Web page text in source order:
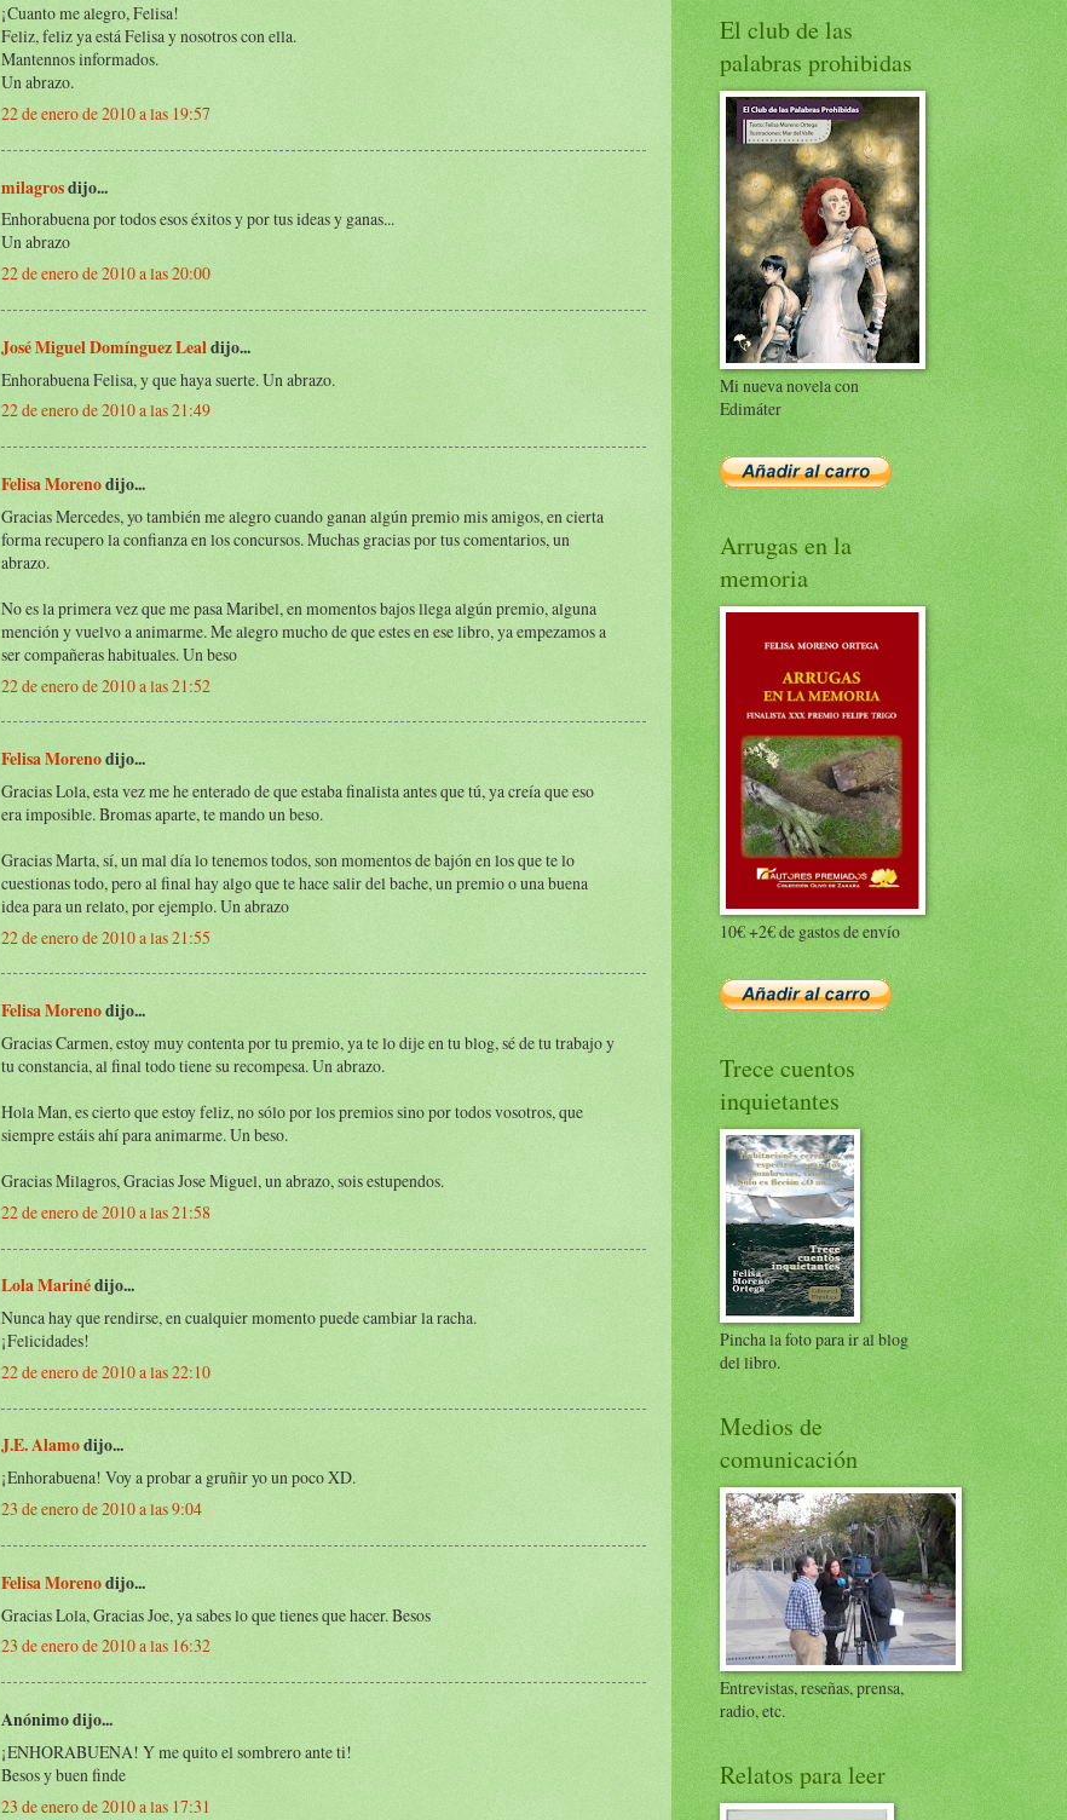
¡Cuanto me alegro, Felisa!
Feliz, feliz ya está Felisa y nosotros con ella.
Mantennos informados.
Un abrazo.
22 de enero de 2010 a las 19:57
milagrosdijo...
Enhorabuena por todos esos éxitos y por tus ideas y ganas...
Un abrazo
22 de enero de 2010 a las 20:00
José Miguel Domínguez Lealdijo...
Enhorabuena Felisa, y que haya suerte. Un abrazo.
22 de enero de 2010 a las 21:49
Felisa Morenodijo...
Gracias Mercedes, yo también me alegro cuando ganan algún premio mis amigos, en cierta
forma recupero la confianza en los concursos. Muchas gracias por tus comentarios, un
abrazo.
No es la primera vez que me pasa Maribel, en momentos bajos llega algún premio, alguna
mención y vuelvo a animarme. Me alegro mucho de que estes en ese libro, ya empezamos a
ser compañeras habituales. Un beso
22 de enero de 2010 a las 21:52
Felisa Morenodijo...
Gracias Lola, esta vez me he enterado de que estaba finalista antes que tú, ya creía que eso
era imposible. Bromas aparte, te mando un beso.
Gracias Marta, sí, un mal día lo tenemos todos, son momentos de bajón en los que te lo
cuestionas todo, pero al final hay algo que te hace salir del bache, un premio o una buena
idea para un relato, por ejemplo. Un abrazo
22 de enero de 2010 a las 21:55
Felisa Morenodijo...
Gracias Carmen, estoy muy contenta por tu premio, ya te lo dije en tu blog, sé de tu trabajo y
tu constancia, al final todo tiene su recompesa. Un abrazo.
Hola Man, es cierto que estoy feliz, no sólo por los premios sino por todos vosotros, que
siempre estáis ahí para animarme. Un beso.
Gracias Milagros, Gracias Jose Miguel, un abrazo, sois estupendos.
22 de enero de 2010 a las 21:58
Lola Marinédijo...
Nunca hay que rendirse, en cualquier momento puede cambiar la racha.
¡Felicidades!
22 de enero de 2010 a las 22:10
J.E. Alamodijo...
¡Enhorabuena! Voy a probar a gruñir yo un poco XD.
23 de enero de 2010 a las 9:04
Felisa Morenodijo...
Gracias Lola, Gracias Joe, ya sabes lo que tienes que hacer. Besos
23 de enero de 2010 a las 16:32
Anónimo dijo...
¡ENHORABUENA! Y me quito el sombrero ante ti!
Besos y buen finde
23 de enero de 2010 a las 17:31
El club de las
palabras prohibidas
Mi nueva novela con
Edimáter
Arrugas en la
memoria
10€ +2€ de gastos de envío
Trece cuentos
inquietantes
Pincha la foto para ir al blog
del libro.
Medios de
comunicación
Entrevistas, reseñas, prensa,
radio, etc.
Relatos para leer